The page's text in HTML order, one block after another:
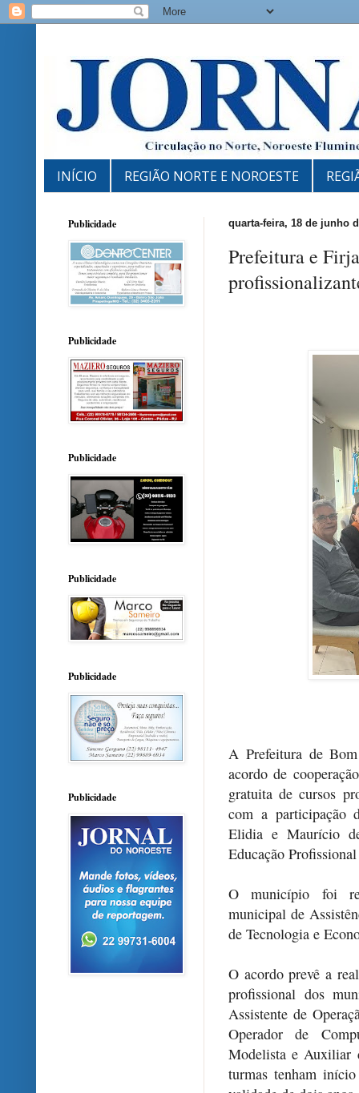
INÍCIO REGIÃO NORTE E NOROESTE
quarta-feira, 18 de junho
Prefeitura e
A Prefeitura de
acordo de
gratuita de cursos
com a participação
Elidia e Maurício
Educação
O município foi
municipal de
de Tecnologia e
O acordo prevê a
profissional dos
Assistente de
Operador de
Modelista e Auxiliar
turmas tenham
Publicidade
Publicidade
Publicidade
Publicidade
Publicidade
Publicidade